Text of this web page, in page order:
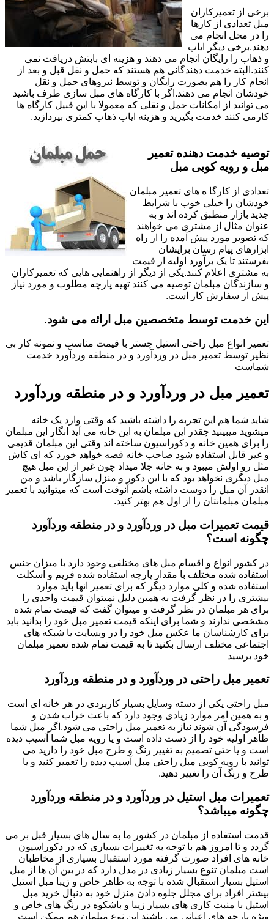
برخی از تعمیرکاران
مبل تعدادی از کارها
را در محل انجام می
دهند.برخی دیگر ایاب
و ذهاب را رایگان انجام می دهند و هزینه ای بابتش دریافت نمی
کنند.البته خدمت دهندگانی هم هستند که حمل و نقل قبل و بعد از
انجام کار را هم بصورت رایگان و توسط نیروهای حمل و نقل
خودشان انجام می دهند.اگر با کارگاه های مبل سازی طرف باشید
می توانید از امکانات حمل و نقلی که معمولا با این قبیل کارگاه ها
کارمی کنند خدمت بگیرید و هزینه ایاب ذهاب کمتری بپردازید.
توصیه خدمت دهنده تعمیر
مبل و رویه کوبی مبل
تعدادی از کارگا ه های تعمیر مبلمان
خودشان را خیلی خوب با شرایط
جدید بازار منطبق کرده اند و به
عنوان مثال از مشتری می خواهند
که تصویر مورد پیش آمده را از راه
ابزارهای پیام رسان برایشان
بفرستند تا یک برآورد اولیه از قیمت
به مشتری اعلام کنند.یکی از دیگر از راهنمایی هایی که تعمیرکاران
و سازندگان مبلمان توصیه می کنند تهیه پارچه مطلوب و مورد نیاز
پیش از سفارش کار است.
این خدمت توسط متخصصین مبل ارائه می شود.
تعمیر انواع مبل راحتی استیل چستر با قیمت مناسب و نمونه کار بی
نظیر توسط تعمیر مبل در وردآورد و در منطقه وردآورد خدمت
شماست
تعمیر مبل در وردآورد و در منطقه وردآورد
شاید شما هم این تجربه را داشته باشید که وقتی وارد یک خانه
میشوید میبینید چقدر این مبلمان به این خانه می آید انگار این مبلمان
را برای همین خانه و دکوراسیون ساخته اند وقتی این مبلمان قدیمی
و غیر قابل استفاده شود صاحب خانه قصه خواهد خورد که ای کاش
مثل رو اولش میبود و به خانه جلا میداد چون غیر از این مبل هیچ
مبل دیگری نخواهد بود که با این دکور و منزل سازگار باشد و من
انقدر آن مبل را دوست داشته باشم آنوقت است که میتوانید با تعمیر
مبلمان مبلمانتان را از اول هم بهتر کنید.
قیمت تعمیرات مبل در وردآورد و در منطقه وردآورد
چگونه است؟
در کشور انواع و اقسام مبل های مختلفی وجود دارد با میزان جنس
استفاده شده مختلف با مقدار پارچه استفاده شده فریم و اسکلت
استفاده شده و کلی موارد دیگر که برای تعمیر انها باید موارد
بیشتری را در نظر گرفت به همین دلیل نمیتوان قیمت واحدی را
برای هر مبلمان در نظر گرفت و میتوان گفت که قیمت تمام شده
مشخصی ندارند و شما برای اینکه قیمت تعمیر مبل خود را بدانید باید
برای کارشناسان ما عکس مبل خود را در وبسایت یا شبکه های
اجتماعی مختلف ارسال بکنید تا به قیمت تمام شده تعمیر مبلمان
خود برسید
تعمیر مبل راحتی در وردآورد و در منطقه وردآورد
مبل راحتی یکی از دسته وسایل بسیار کاربردی در هر خانه ای است
و به همین امر موارد زیادی وجود دارد که باعث خراب شدن و
فرسودگی آن شوند نیاز به تعمیر مبل راحتی می شود.اگر مبل شما
ظاهر اولیه خود را از دست داده است و یا رویه مبل شما آسیب دیده
است و یا حتی تصمیم به تغییر رنگ و طرح مبل خود را دارید می
توانید با رویه کوبی مبل راحتی مبل آسیب دیده را تعمیر کنید و یا
طرح و رنگ آن را تغییر دهید.
تعمیرات مبل استیل در وردآورد و در منطقه وردآورد
چگونه میباشد؟
قدمت استفاده از مبلمان در کشور ما به سال های بسیار قبل بر می
گردد و تا امروز هم با توجه به تغییرات بسیاری که در دکوراسیون
خانه های افراد صورت گرفته مورد استقبال بسیاری از مخاطبان
است مبلمان تنوع بسیار زیادی در مدل دارد که در بین آن ها از مبل
استیل بسیار استقبال شده با توجه به ظاهر خاص و زیبا مبل استیل
بیشتر افراد برای مجلل جلوه دادن منزل خود به دنبال خرید مبل
استیل با منبت کاری های بسیار زیبا و باشکوه در رنگ های خاص و
ویژه پارچه های اعیانی می باشند این نوع مبلمان هم ممکن است